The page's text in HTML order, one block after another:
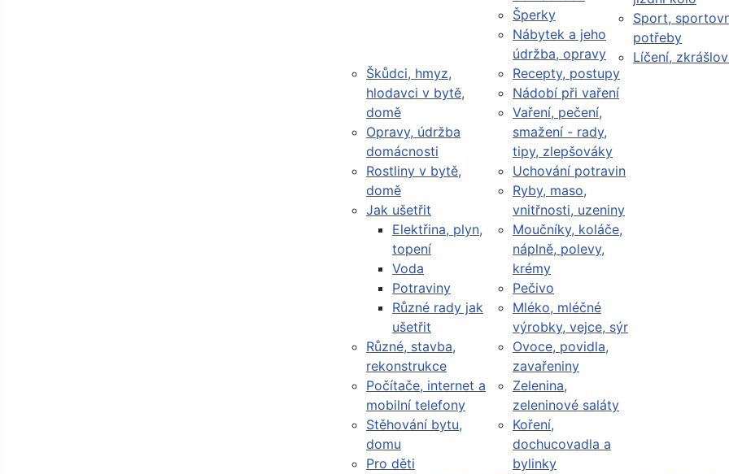
Šperky
Nábytek a jeho
údržba, opravy
Škůdci, hmyz,
hlodavci v bytě,
domě
Opravy, údržba
domácnosti
Rostliny v bytě,
domě
Jak ušetřit
Elektřina, plyn,
topení
Voda
Potraviny
Různé rady jak
ušetřit
Různé, stavba,
rekonstrukce
Počítače, internet a
mobilní telefony
Stěhování bytu,
domu
Pro děti
Recepty, postupy
Nádobí při vaření
Vaření, pečení,
smažení - rady,
tipy, zlepšováky
Uchování potravin
Ryby, maso,
vnitřnosti, uzeniny
Moučníky, koláče,
náplně, polevy,
krémy
Pečivo
Mléko, mléčné
výrobky, vejce, sýr
Ovoce, povidla,
zavařeniny
Zelenina,
zeleninové saláty
Koření,
dochucovadla a
bylinky
Sport,
potřeby
Líčení,